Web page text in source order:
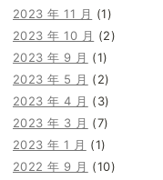
2023 年 11 月 (1)
2023 年 10 月 (2)
2023 年 9 月 (1)
2023 年 5 月 (2)
2023 年 4 月 (3)
2023 年 3 月 (7)
2023 年 1 月 (1)
2022 年 9 月 (10)